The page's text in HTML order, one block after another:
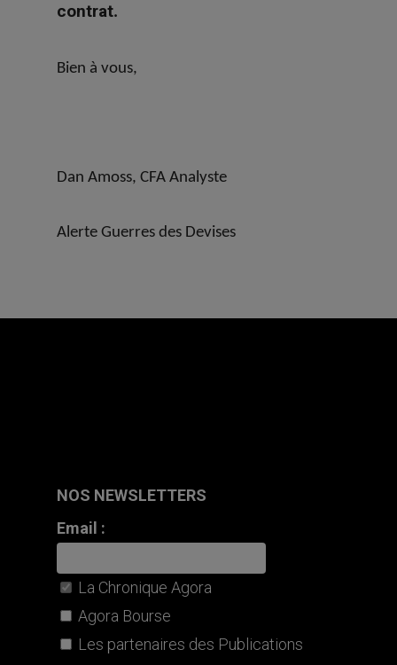
contrat.
Bien à vous,
Dan Amoss, CFA Analyste
Alerte Guerres des Devises
NOS NEWSLETTERS
Email :
La Chronique Agora
Agora Bourse
Les partenaires des Publications